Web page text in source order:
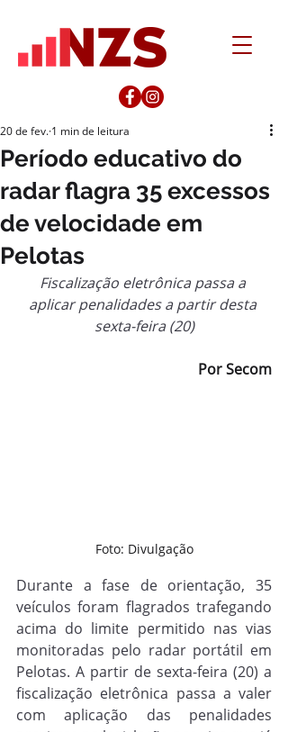
Período educativo do
radar flagra 35 excessos
de velocidade em
Pelotas
20 de fev. 1 min de leitura
Fiscalização eletrônica passa a
aplicar penalidades a partir desta
sexta-feira (20)
Por Secom
Foto: Divulgação
Durante a fase de orientação, 35
veículos foram flagrados trafegando
acima do limite permitido nas vias
monitoradas pelo radar portátil em
Pelotas. A partir de sexta-feira (20) a
fiscalização eletrônica passa a valer
com aplicação das penalidades